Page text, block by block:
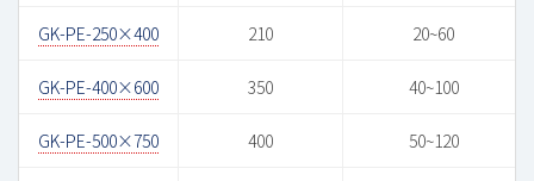
GK-PE-250×400 210 20~60
GK-PE-400×600 350 40~100
GK-PE-500×750 400 50~120